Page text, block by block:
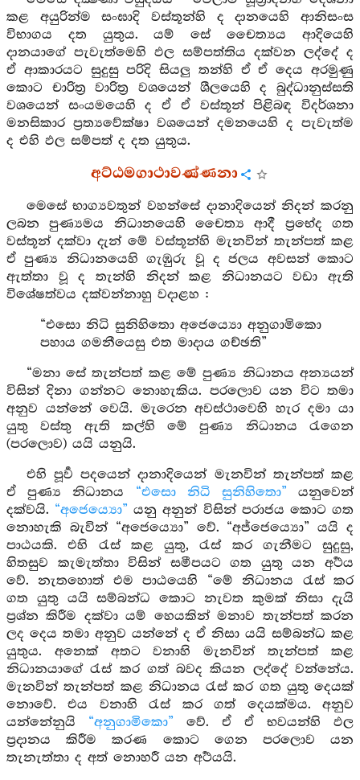
කළ අයුරින්ම සංඝාදි වස්තූන්හි ද දානයෙහි ආනිසංස
විභාගය දත යුතුය. යම් සේ චෛත්‍යය ආදියෙහි
දානයාගේ පැවැත්මෙහි ඵල සම්පත්තිය දක්වන ලද්දේ ද
ඒ ආකාරයට සුදුසු පරිදි සියලු තන්හි ඒ ඒ දෙය අරමුණු
කොට චාරිත්‍ර වාරිත්‍ර වශයෙන් ශීලයෙහි ද බුද්ධානුස්සති
වශයෙන් සංයමයෙහි ද ඒ ඒ වස්තූන් පිළිබඳ විදර්ශනා
මනසිකාර ප්‍රත්‍යවේක්ෂා වශයෙන් දමනයෙහි ද පැවැත්ම
ද එහි ඵල සම්පත් ද දත යුතුය.
අට්ඨමගාථාවණ්ණනා
මෙසේ භාග්‍යවතුන් වහන්සේ දානාදියෙන් නිදන් කරනු
ලබන පුණ්‍යමය නිධානයෙහි චෛත්‍ය ආදී ප්‍රභේද ගත
වස්තූන් දක්වා දැන් මේ වස්තූන්හි මැනවින් තැන්පත් කළ
ඒ පුණ්‍ය නිධානයෙහි ගැඹුරු වූ ද ජලය අවසන් කොට
ඇත්තා වූ ද තැන්හි නිදන් කළ නිධානයට වඩා ඇති
විශේෂත්වය දක්වන්නාහු වදාළහ :
“එසො නිධි සුනිහිතො අජෙය්‍යො අනුගාමිකො
පහාය ගමනීයෙසු එත මාදාය ගච්ඡති”
“මනා සේ තැන්පත් කළ මේ පුණ්‍ය නිධානය අන්‍යයන්
විසින් දිනා ගන්නට නොහැකිය. පරලොව යන විට තමා
අනුව යන්නේ වෙයි. මැරෙන අවස්ථාවෙහි හැර දමා යා
යුතු වස්තු ඇති කල්හි මේ පුණ්‍ය නිධානය රැගෙන
(පරලොව) යයි යනුයි.
එහි පූර්‍ව පදයෙන් දානාදියෙන් මැනවින් තැන්පත් කළ
ඒ පුණ්‍ය නිධානය “එසො නිධි සුනිහිතො” යනුවෙන්
දක්වයි. “අජෙය්‍යො” යනු අනුන් විසින් පරාජය කොට ගත
නොහැකි බැවින් “අජෙය්‍යො” වේ. “අජ්ජෙය්‍යො” යයි ද
පාඨයකි. එහි රැස් කළ යුතු, රැස් කර ගැනීමට සුදුසු,
හිතසුව කැමැත්තා විසින් සමීපයට ගත යුතු යන අර්‍ථය
වේ. නැතහොත් එම පාඨයෙහි “මේ නිධානය රැස් කර
ගත යුතු යයි සම්බන්ධ කොට නැවත කුමක් නිසා දැයි
ප්‍රශ්න කිරීම දක්වා යම් හෙයකින් මනාව තැන්පත් කරන
ලද දෙය තමා අනුව යන්නේ ද ඒ නිසා යයි සම්බන්ධ කළ
යුතුය. අනෙක් අතට වනාහි මැනවින් තැන්පත් කළ
නිධානයාගේ රැස් කර ගත් බවද කියන ලද්දේ වන්නේය.
මැනවින් තැන්පත් කළ නිධානය රැස් කර ගත යුතු දෙයක්
නොවේ. එය වනාහි රැස් කර ගත් දෙයක්මය. අනුව
යන්නේනුයි “අනුගාමිකො” වේ. ඒ ඒ භවයන්හි ඵල
ප්‍රදානය කිරීම කරණ කොට ගෙන පරලොව යන
තැනැත්තා ද අත් නොහරී යන අර්‍ථයයි.